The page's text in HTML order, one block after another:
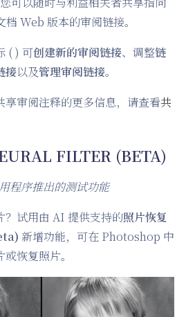
Web 版本的审阅链接。
( ) 可创建新的审阅链接、调整链
接以及管理审阅链接。
享审阅注释的更多信息，请查看共
FILTER (BETA)
程序推出的测试功能
？试用由 AI 提供支持的照片恢复
新增功能，可在 Photoshop 中
恢复照片。